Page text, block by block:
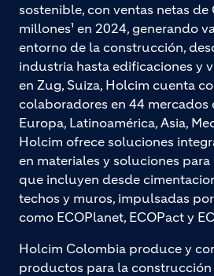
sostenible, con ventas netas de
millones¹ en 2024, generando
entorno de la construcción,
industria hasta edificaciones y
en Zug, Suiza, Holcim cuenta
colaboradores en 44 mercados
Europa, Latinoamérica, Asia,
Holcim ofrece soluciones
en materiales y soluciones
que incluyen desde
techos y muros, impulsadas
como ECOPlanet, ECOPact y
Holcim Colombia produce y
productos para la